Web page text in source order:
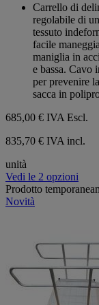
Carrello di
regolabile di
tessuto
facile
maniglia in
e bassa. Cavo
per prevenire
sacca in
685,00 € IVA Escl.
835,70 € IVA incl.
unità
Vedi le 2 opzioni
Prodotto
Novità